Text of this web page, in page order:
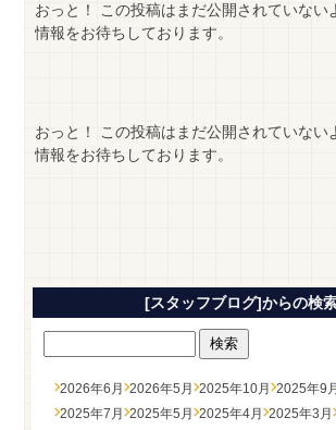
おっと！ この投稿はまだ公開されていない
情報をお待ちしております。
おっと！ この投稿はまだ公開されていない
情報をお待ちしております。
[スタッフブログ]からの検
2026年6月 2026年5月 2025年10月 2025年9
2025年7月 2025年5月 2025年4月 2025年3月